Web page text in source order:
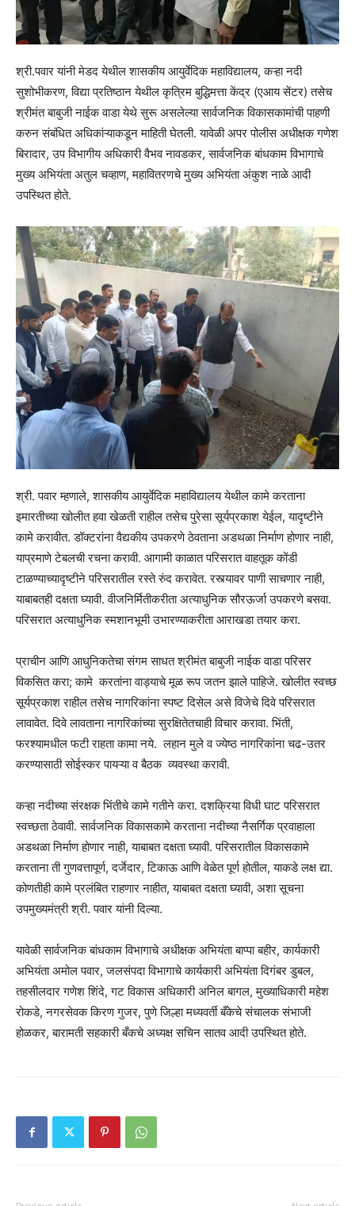
श्री.पवार यांनी मेडद येथील शासकीय आयुर्वेदिक महाविद्यालय, कऱ्हा नदी
सुशोभीकरण, विद्या प्रतिष्ठान येथील कृत्रिम बुद्धिमत्ता केंद्र (एआय सेंटर) तसेच
श्रीमंत बाबुजी नाईक वाडा येथे सुरू असलेल्या सार्वजनिक विकासकामांची पाहणी
करुन संबंधित अधिकांऱ्याकडून माहिती घेतली. यावेळी अपर पोलीस अधीक्षक गणेश
बिरादार, उप विभागीय अधिकारी वैभव नावडकर, सार्वजनिक बांधकाम विभागाचे
मुख्य अभियंता अतुल चव्हाण, महावितरणचे मुख्य अभियंता अंकुश नाळे आदी
उपस्थित होते.
श्री. पवार म्हणाले, शासकीय आयुर्वेदिक महाविद्यालय येथील कामे करताना
इमारतीच्या खोलीत हवा खेळती राहील तसेच पुरेसा सूर्यप्रकाश येईल, यादृष्टीने
कामे करावीत. डॉक्टरांना वैद्यकीय उपकरणे ठेवताना अडथळा निर्माण होणार नाही,
याप्रमाणे टेबलची रचना करावी. आगामी काळात परिसरात वाहतूक कोंडी
टाळण्याच्यादृष्टीने परिसरातील रस्ते रुंद करावेत. रस्त्यावर पाणी साचणार नाही,
याबाबतही दक्षता घ्यावी. वीजनिर्मितीकरीता अत्याधुनिक सौरऊर्जा उपकरणे बसवा.
परिसरात अत्याधुनिक स्मशानभूमी उभारण्याकरीता आराखडा तयार करा.
प्राचीन आणि आधुनिकतेचा संगम साधत श्रीमंत बाबुजी नाईक वाडा परिसर
विकसित करा; कामे करतांना वाड्याचे मूळ रूप जतन झाले पाहिजे. खोलीत स्वच्छ
सूर्यप्रकाश राहील तसेच नागरिकांना स्पष्ट दिसेल असे विजेचे दिवे परिसरात
लावावेत. दिवे लावताना नागरिकांच्या सुरक्षितेतचाही विचार करावा. भिंती,
फरश्यामधील फटी राहता कामा नये. लहान मुले व ज्येष्ठ नागरिकांना चढ-उतर
करण्यासाठी सोईस्कर पायऱ्या व बैठक व्यवस्था करावी.
कऱ्हा नदीच्या संरक्षक भिंतीचे कामे गतीने करा. दशक्रिया विधी घाट परिसरात
स्वच्छता ठेवावी. सार्वजनिक विकासकामे करताना नदीच्या नैसर्गिक प्रवाहाला
अडथळा निर्माण होणार नाही, याबाबत दक्षता घ्यावी. परिसरातील विकासकामे
करताना ती गुणवत्तापूर्ण, दर्जेदार, टिकाऊ आणि वेळेत पूर्ण होतील, याकडे लक्ष द्या.
कोणतीही कामे प्रलंबित राहणार नाहीत, याबाबत दक्षता घ्यावी, अशा सूचना
उपमुख्यमंत्री श्री. पवार यांनी दिल्या.
यावेळी सार्वजनिक बांधकाम विभागाचे अधीक्षक अभियंता बाप्पा बहीर, कार्यकारी
अभियंता अमोल पवार, जलसंपदा विभागाचे कार्यकारी अभियंता दिगंबर डुबल,
तहसीलदार गणेश शिंदे, गट विकास अधिकारी अनिल बागल, मुख्याधिकारी महेश
रोकडे, नगरसेवक किरण गुजर, पुणे जिल्हा मध्यवर्ती बँकेचे संचालक संभाजी
होळकर, बारामती सहकारी बँकचे अध्यक्ष सचिन सातव आदी उपस्थित होते.